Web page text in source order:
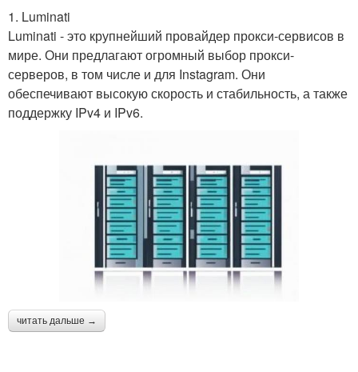
1. Luminati
Luminati - это крупнейший провайдер прокси-сервисов в
мире. Они предлагают огромный выбор прокси-
серверов, в том числе и для Instagram. Они
обеспечивают высокую скорость и стабильность, а также
поддержку IPv4 и IPv6.
читать дальше →